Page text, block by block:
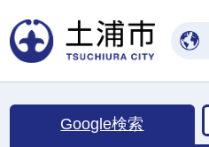
Google検索